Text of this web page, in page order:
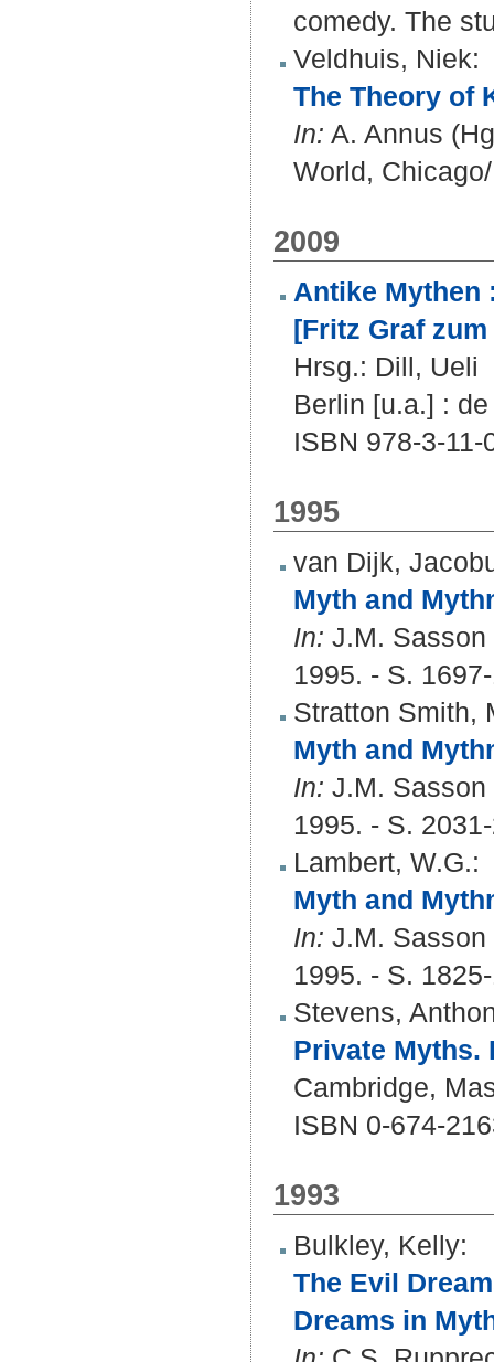
comedy. The
Veldhuis, Niek:
The Theory of
In: A. Annus
World,
2009
Antike Mythen
[Fritz Graf
Hrsg.: Dill, Ueli
Berlin [u.a.] :
ISBN 978-3-11-
1995
van Dijk,
Myth and
In: J.M. Sasson
1995. - S.
Stratton Smith,
Myth and
In: J.M. Sasson
1995. - S.
Lambert, W.G.:
Myth and
In: J.M. Sasson
1995. - S.
Stevens,
Private Myths.
Cambridge,
ISBN 0-674-
1993
Bulkley, Kelly:
The Evil
Dreams in